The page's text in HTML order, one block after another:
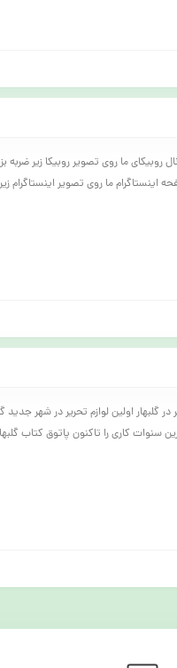
روبیکای ما روی تصویر روبیکا زیر ضربه
اینستاگرام ما روی تصویر اینستاگرام
سنوات کاری را تاکنون پاتوق کتاب